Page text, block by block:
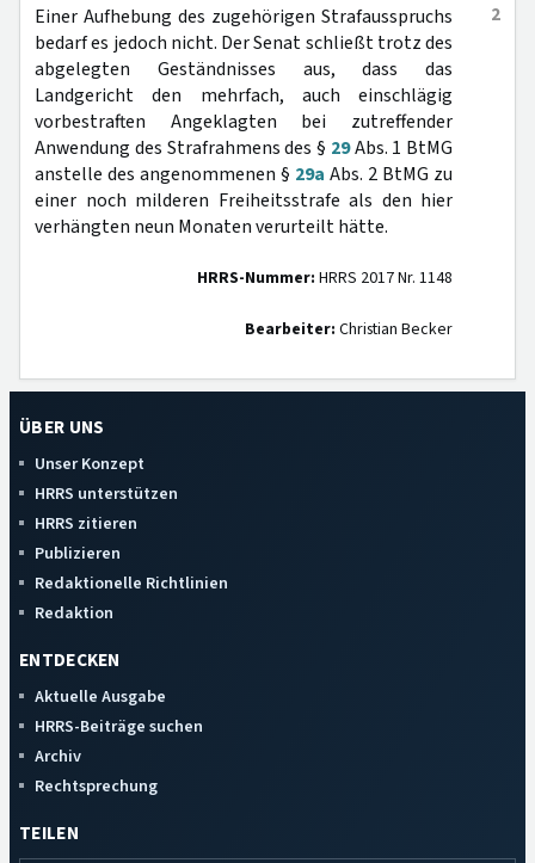
2
Einer Aufhebung des zugehörigen Strafausspruchs
bedarf es jedoch nicht. Der Senat schließt trotz des
abgelegten Geständnisses aus, dass das
Landgericht den mehrfach, auch einschlägig
vorbestraften Angeklagten bei zutreffender
Anwendung des Strafrahmens des § 29Abs. 1 BtMG
anstelle des angenommenen § 29a Abs. 2 BtMG zu
einer noch milderen Freiheitsstrafe als den hier
verhängten neun Monaten verurteilt hätte.
HRRS-Nummer: HRRS 2017 Nr. 1148
Bearbeiter: Christian Becker
ÜBER UNS
Unser Konzept
HRRS unterstützen
HRRS zitieren
Publizieren
Redaktionelle Richtlinien
Redaktion
ENTDECKEN
Aktuelle Ausgabe
HRRS-Beiträge suchen
Archiv
Rechtsprechung
TEILEN